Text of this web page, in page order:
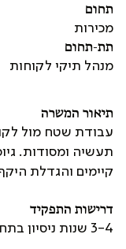
תיאור המשרה
עבודת שטח מול
תעשיה ומסודות.
קיימים והגדלת
דרישות התפקיד
3-4 שנות ניסיון בתחום
תחום
מכירות
תת-תחום
מנהל תיקי לקוחות